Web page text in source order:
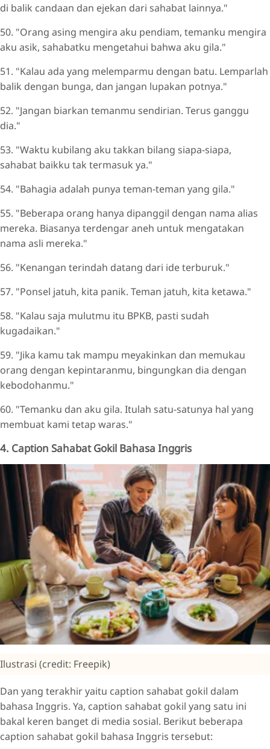
di balik candaan dan ejekan dari sahabat lainnya."
50. "Orang asing mengira aku pendiam, temanku mengira
aku asik, sahabatku mengetahui bahwa aku gila."
51. "Kalau ada yang melemparmu dengan batu. Lemparlah
balik dengan bunga, dan jangan lupakan potnya."
52. "Jangan biarkan temanmu sendirian. Terus ganggu
dia."
53. "Waktu kubilang aku takkan bilang siapa-siapa,
sahabat baikku tak termasuk ya."
54. "Bahagia adalah punya teman-teman yang gila."
55. "Beberapa orang hanya dipanggil dengan nama alias
mereka. Biasanya terdengar aneh untuk mengatakan
nama asli mereka."
56. "Kenangan terindah datang dari ide terburuk."
57. "Ponsel jatuh, kita panik. Teman jatuh, kita ketawa."
58. "Kalau saja mulutmu itu BPKB, pasti sudah
kugadaikan."
59. "Jika kamu tak mampu meyakinkan dan memukau
orang dengan kepintaranmu, bingungkan dia dengan
kebodohanmu."
60. "Temanku dan aku gila. Itulah satu-satunya hal yang
membuat kami tetap waras."
4. Caption Sahabat Gokil Bahasa Inggris
Ilustrasi (credit: Freepik)
Dan yang terakhir yaitu caption sahabat gokil dalam
bahasa Inggris. Ya, caption sahabat gokil yang satu ini
bakal keren banget di media sosial. Berikut beberapa
caption sahabat gokil bahasa Inggris tersebut: